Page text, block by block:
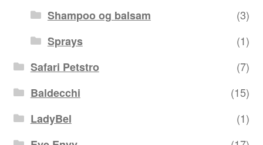
Shampoo og balsam
(3)
Sprays
(1)
Safari Petstro
(7)
Baldecchi
(15)
LadyBel
(1)